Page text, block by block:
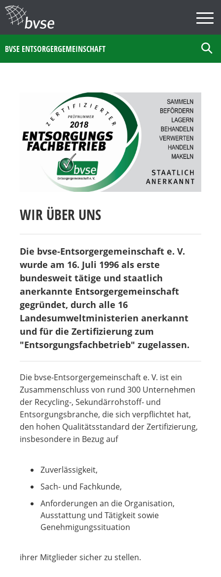
BVSE ENTSORGERGEMEINSCHAFT
WIR ÜBER UNS
Die bvse-Entsorgergemeinschaft e. V.
wurde am 16. Juli 1996 als erste
bundesweit tätige und staatlich
anerkannte Entsorgergemeinschaft
gegründet, durch alle 16
Landesumweltministerien anerkannt
und für die Zertifizierung zum
"Entsorgungsfachbetrieb" zugelassen.
Die bvse-Entsorgergemeinschaft e. V. ist ein
Zusammenschluss von rund 300 Unternehmen
der Recycling-, Sekundärrohstoff- und
Entsorgungsbranche, die sich verpflichtet hat,
den hohen Qualitätsstandard der Zertifizierung,
insbesondere in Bezug auf
Zuverlässigkeit,
Sach- und Fachkunde,
Anforderungen an die Organisation,
Ausstattung und Tätigkeit sowie
Genehmigungssituation
ihrer Mitglieder sicher zu stellen.